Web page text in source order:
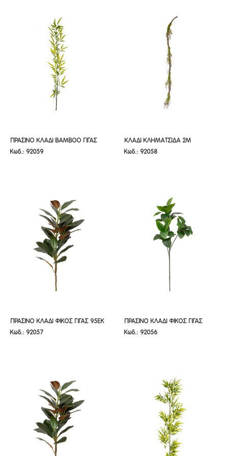
ΠΡΑΣΙΝΟ ΚΛΑΔΙ BAMBOO ΓΙΓΑΣ
1,5Μ
ΠΡΑΣΙΝΟ ΚΛΑΔΙ BAMBOO ΓΙΓΑΣ
1,5Μ
Κωδ.: 92059
ΚΛΑΔΙ ΚΛΗΜΑΤΣΙΔΑ 2Μ
ΚΛΑΔΙ ΚΛΗΜΑΤΣΙΔΑ 2Μ
Κωδ.: 92058
ΠΡΑΣΙΝΟ ΚΛΑΔΙ ΦΙΚΟΣ ΓΙΓΑΣ 95ΕΚ
ΠΡΑΣΙΝΟ ΚΛΑΔΙ ΦΙΚΟΣ ΓΙΓΑΣ 95ΕΚ
Κωδ.: 92057
ΠΡΑΣΙΝΟ ΚΛΑΔΙ ΦΙΚΟΣ ΓΙΓΑΣ 115ΕΚ
ΠΡΑΣΙΝΟ ΚΛΑΔΙ ΦΙΚΟΣ ΓΙΓΑΣ
115ΕΚ
Κωδ.: 92056